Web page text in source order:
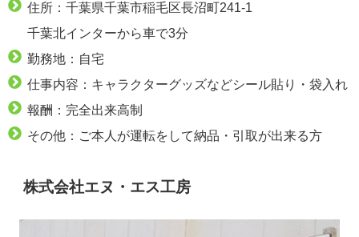
住所：千葉県千葉市稲毛区長沼町241-1
千葉北インターから車で3分
勤務地：自宅
仕事内容：キャラクターグッズなどシール貼り・袋入れ
報酬：完全出来高制
その他：ご本人が運転をして納品・引取が出来る方
株式会社エヌ・エス工房